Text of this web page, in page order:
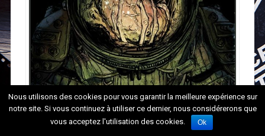
Nous utilisons des cookies pour vous garantir la meilleure expérience sur
notre site. Si vous continuez à utiliser ce dernier, nous considérerons que
vous acceptez l'utilisation des cookies.
Ok